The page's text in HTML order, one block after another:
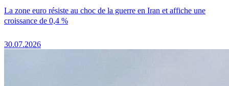
La zone euro résiste au choc de la guerre en Iran et affiche une
croissance de 0,4 %
30.07.2026